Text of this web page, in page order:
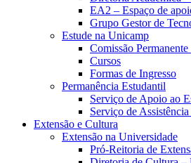
EA2 – Espaço de
Grupo Gestor de
Estude na Unicamp
Comissão
Cursos
Formas de Ingresso
Permanência Estudantil
Serviço de Apoio ao
Serviço de
Extensão e Cultura
Extensão na Universidade
Pró-Reitoria de